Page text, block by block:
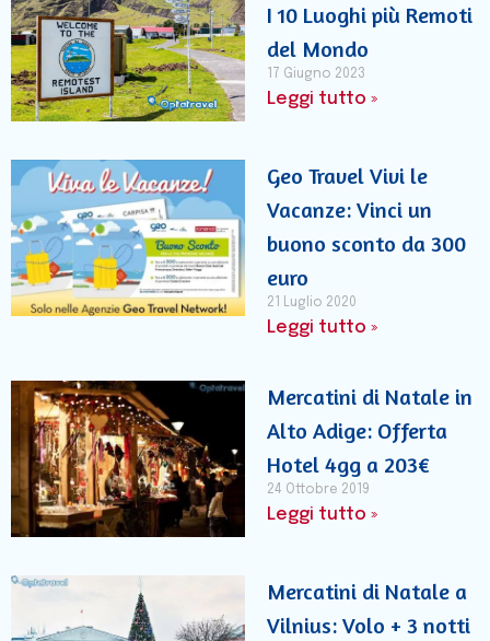
I 10 Luoghi più Remoti
del Mondo
17 Giugno 2023
Leggi tutto »
Geo Travel Vivi le
Vacanze: Vinci un
buono sconto da 300
euro
21 Luglio 2020
Leggi tutto »
Mercatini di Natale in
Alto Adige: Offerta
Hotel 4gg a 203€
24 Ottobre 2019
Leggi tutto »
Mercatini di Natale a
Vilnius: Volo + 3 notti